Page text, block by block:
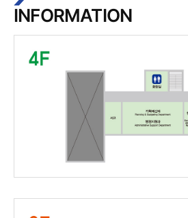
INFORMATION